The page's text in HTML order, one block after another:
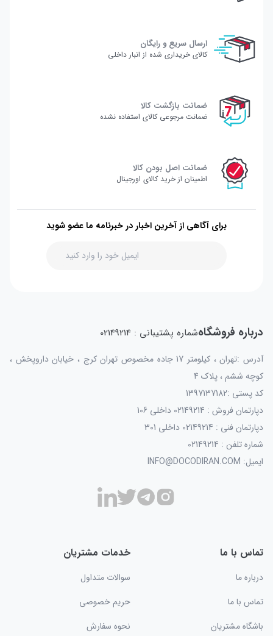
ارسال سریع و رایگان
کالای خریداری شده از انبار داخلی
ضمانت بازگشت کالا
ضمانت مرجوعی کالای استفاده نشده
ضمانت اصل بودن کالا
اطمینان از خرید کالای اورجینال
برای آگاهی از آخرین اخبار در خبرنامه ما عضو شوید
درباره فروشگاهشماره پشتیبانی : 02149214
آدرس :تهران ، کیلومتر 17 جاده مخصوص تهران کرج ، خیابان داروپخش ،
کوچه ششم ، پلاک 4
کد پستی :1397137182
دپارتمان فروش : 02149214 داخلی 106
دپارتمان فنی : 02149214 داخلی 301
شماره تلفن : 02149214
ایمیل: INFO@DOCODIRAN.COM
تماس با ما
درباره ما
تماس با ما
باشگاه مشتریان
خدمات مشتریان
سوالات متداول
حریم خصوصی
نحوه سفارش